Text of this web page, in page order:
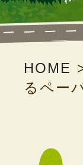
HOME
るペー